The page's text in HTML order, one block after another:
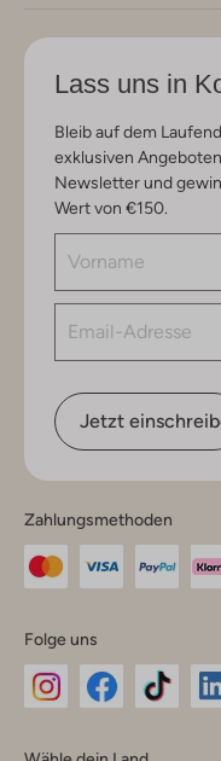
Lass uns in
Bleib auf dem
exklusiven
Newsletter und
Wert von €150.
Jetzt
Zahlungsmethoden
Folge uns